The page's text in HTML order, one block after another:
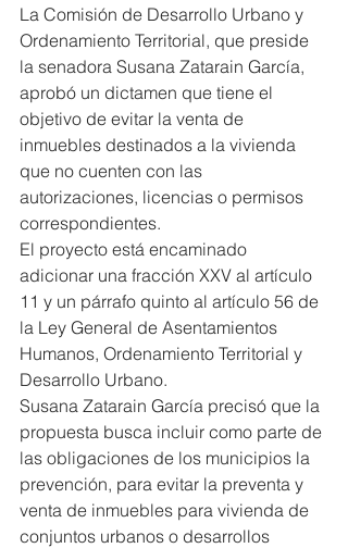
La Comisión de Desarrollo Urbano y
Ordenamiento Territorial, que preside
la senadora Susana Zatarain García,
aprobó un dictamen que tiene el
objetivo de evitar la venta de
inmuebles destinados a la vivienda
que no cuenten con las
autorizaciones, licencias o permisos
correspondientes.
El proyecto está encaminado
adicionar una fracción XXV al artículo
11 y un párrafo quinto al artículo 56 de
la Ley General de Asentamientos
Humanos, Ordenamiento Territorial y
Desarrollo Urbano.
Susana Zatarain García precisó que la
propuesta busca incluir como parte de
las obligaciones de los municipios la
prevención, para evitar la preventa y
venta de inmuebles para vivienda de
conjuntos urbanos o desarrollos